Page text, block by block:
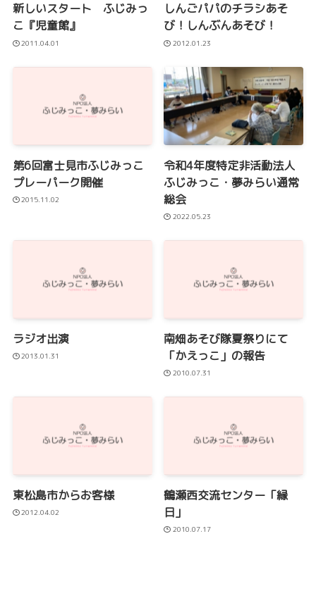
新しいスタート ふじみっ
こ『児童館』
2011.04.01
しんごパパのチラシあそ
び！しんぶんあそび！
2012.01.23
第6回富士見市ふじみっこ
プレーパーク開催
2015.11.02
令和4年度特定非活動法人
ふじみっこ・夢みらい通常
総会
2022.05.23
ラジオ出演
2013.01.31
南畑あそび隊夏祭りにて
「かえっこ」の報告
2010.07.31
東松島市からお客様
2012.04.02
鶴瀬西交流センター「縁
日」
2010.07.17